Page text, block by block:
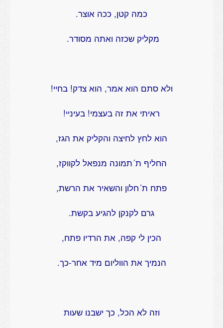
כמה קטן, ככה אוצר.
מקליק שכזה ואתה מסודר.
ולא סתם הוא אמר, הוא צדק! בחיי!
ראיתי את זה בעצמי! בעיניי!
הוא לחץ לחיצה והקליק את הגז,
החליף ת´תמונה מנפאל לקווקז,
פתח ת´חלון והשאיר את הרשת,
גרם לקנקן להגיע בקשת.
הכין לי קפה, את הרדיו פתח,
הנמיך את הווליום מיד אחר-כך.
וזה לא הכל, כך ישבנו שעות